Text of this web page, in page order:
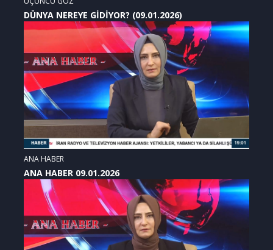
DÜNYA NEREYE GİDİYOR? (09.01.2026)
ANA HABER
ANA HABER 09.01.2026